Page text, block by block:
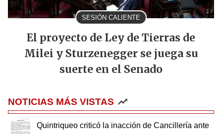
SESIÓN CALIENTE
El proyecto de Ley de Tierras de
Milei y Sturzenegger se juega su
suerte en el Senado
NOTICIAS MÁS VISTAS
Quintriqueo criticó la inacción de Cancillería ante